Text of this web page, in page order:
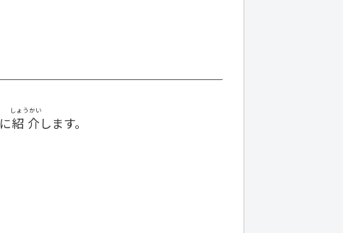
に紹介
しょうかい
します。